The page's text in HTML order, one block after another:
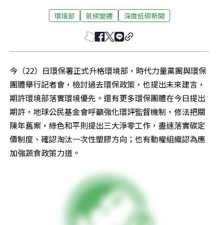
環境部 氣候變遷 深度低碳新聞
今（22）日環保署正式升格環境部，時代力量黨團與環保
團體舉行記者會，檢討過去環保政策，也提出未來建言，
期許環境部落實環境優先。還有更多環保團體在今日提出
期許，地球公民基金會呼籲強化環評監督機制，修法把關
陳年舊案，綠色和平則提出三大淨零工作，盡速落實碳定
價制度、確認淘汰一次性塑膠方向；也有動權組織認為應
加強蔬食政策力道。